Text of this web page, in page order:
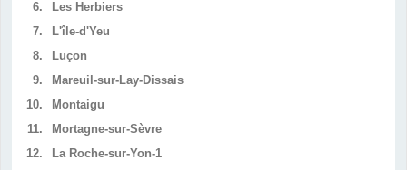
6.
Les Herbiers
7.
L'île-d'Yeu
8.
Luçon
9.
Mareuil-sur-Lay-Dissais
10.
Montaigu
11.
Mortagne-sur-Sèvre
12.
La Roche-sur-Yon-1